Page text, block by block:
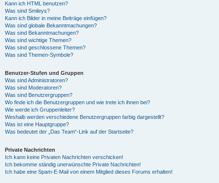
Kann ich HTML benutzen?
Was sind Smileys?
Kann ich Bilder in meine Beiträge einfügen?
Was sind globale Bekanntmachungen?
Was sind Bekanntmachungen?
Was sind wichtige Themen?
Was sind geschlossene Themen?
Was sind Themen-Symbole?
Benutzer-Stufen und Gruppen
Was sind Administratoren?
Was sind Moderatoren?
Was sind Benutzergruppen?
Wo finde ich die Benutzergruppen und wie trete ich ihnen bei?
Wie werde ich Gruppenleiter?
Weshalb werden verschiedene Benutzergruppen farbig dargestellt?
Was ist eine Hauptgruppe?
Was bedeutet der „Das Team“-Link auf der Startseite?
Private Nachrichten
Ich kann keine Privaten Nachrichten verschicken!
Ich bekomme ständig unerwünschte Private Nachrichten!
Ich habe eine Spam-E-Mail von einem Mitglied dieses Forums erhalten!